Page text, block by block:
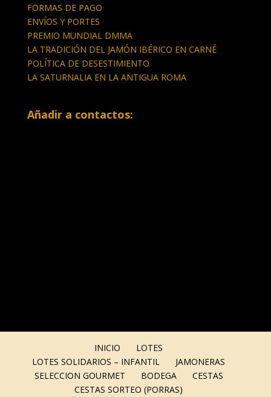
FORMAS DE PAGO
ENVÍOS Y PORTES
PREMIO MUNDIAL DMMA
LA TRADICIÓN DEL JAMÓN IBÉRICO EN CARNÉ
POLÍTICA DE DESESTIMIENTO
LA SATURNALIA EN LA ANTIGUA ROMA
Añadir a contactos:
INICIO
LOTES
LOTES SOLIDARIOS – INFANTIL
JAMONERAS
SELECCION GOURMET
BODEGA
CESTAS
CESTAS SORTEO (PORRAS)